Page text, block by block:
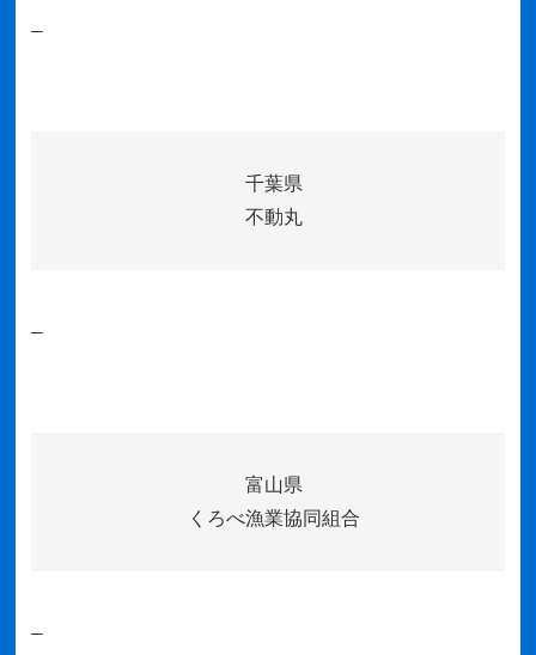
–
千葉県
不動丸
–
富山県
くろべ漁業協同組合
–